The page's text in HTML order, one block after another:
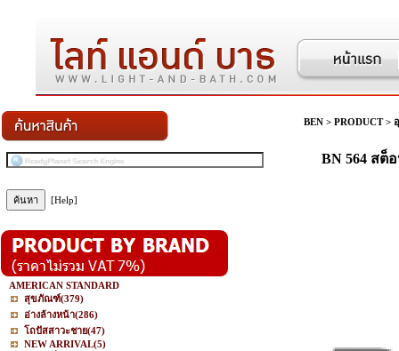
[Help]
AMERICAN STANDARD
สุขภัณฑ์(379)
อ่างล้างหน้า(286)
โถปัสสาวะชาย(47)
NEW ARRIVAL(5)
BEN > PRODUCT>
BN 564 สต็